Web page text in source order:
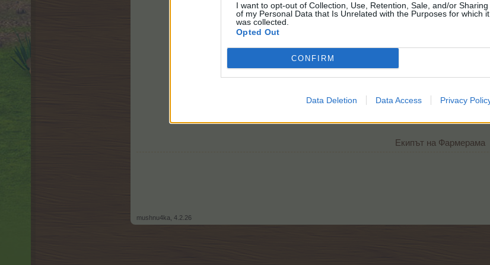
I want to opt-out of Collection, Use, Retention, Sale, and/or Sharing
of my Personal Data that Is Unrelated with the Purposes for which it
was collected.
Opted Out
CONFIRM
Data Deletion Data Access Privacy
Екипът на Фармерама
mushnu4ka 4.2.26